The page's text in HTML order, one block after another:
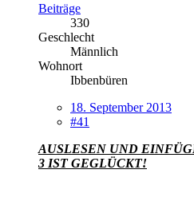
Beiträge
330
Geschlecht
Männlich
Wohnort
Ibbenbüren
18. September 2013
#41
AUSLESEN UND
3 IST GEGLÜCKT!